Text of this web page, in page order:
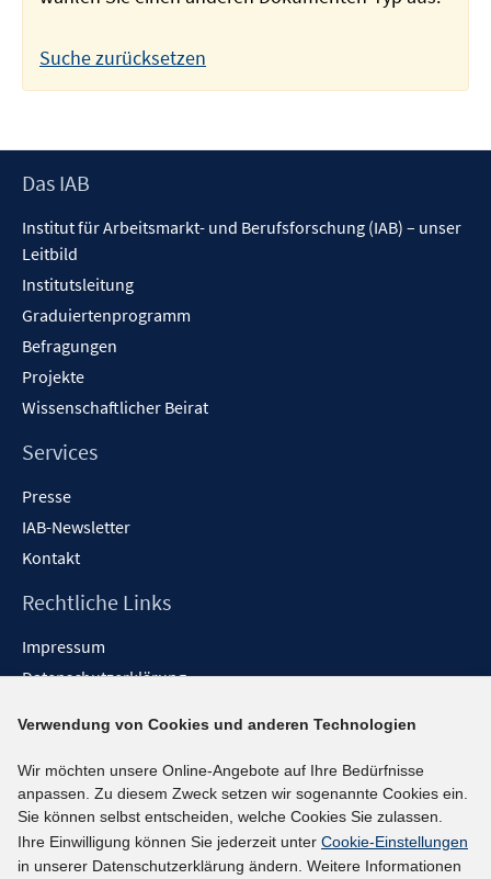
Suche zurücksetzen
Footer
Das IAB
Institut für Arbeitsmarkt- und Berufsforschung (IAB) – unser
Leitbild
Institutsleitung
Graduiertenprogramm
Befragungen
Projekte
Wissenschaftlicher Beirat
Services
Presse
IAB-Newsletter
Kontakt
Rechtliche Links
Impressum
Datenschutzerklärung
Barrieren melden
Social-Media-Kanäle
BlueSky
YouTube
Verwendung von Cookies und anderen Technologien
Wir möchten unsere Online-Angebote auf Ihre Bedürfnisse
anpassen. Zu diesem Zweck setzen wir sogenannte Cookies ein.
Sie können selbst entscheiden, welche Cookies Sie zulassen.
Ihre Einwilligung können Sie jederzeit unter Cookie-Einstellungen
in unserer Datenschutzerklärung ändern. Weitere Informationen